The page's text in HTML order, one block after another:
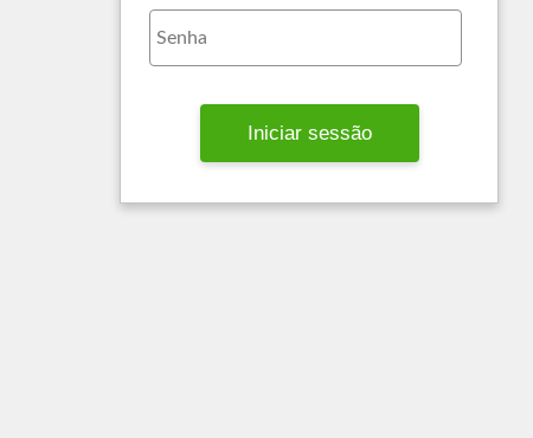
Iniciar sessão